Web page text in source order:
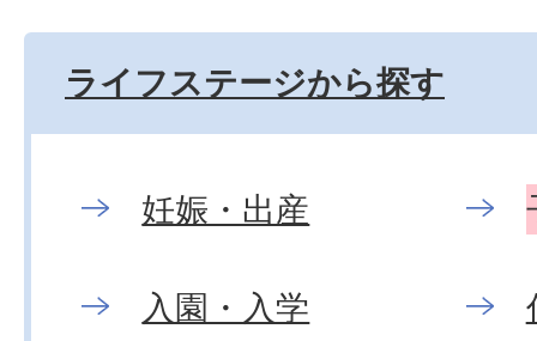
ライフステージから探す
妊娠・出産
入園・入学